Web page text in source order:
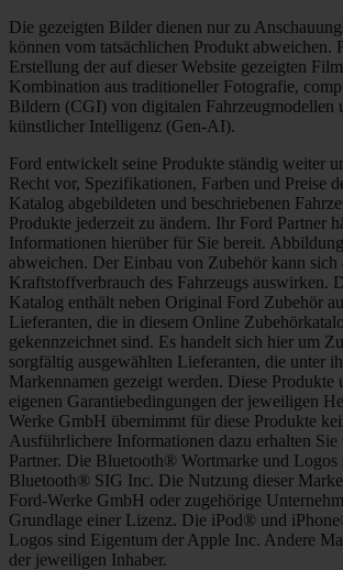
Die gezeigten Bilder dienen nur zu
können vom tatsächlichen Produkt abweichen.
Erstellung der auf dieser Website gezeigten
Kombination aus traditioneller Fotografie,
Bildern (CGI) von digitalen Fahrzeugmodellen
künstlicher Intelligenz (Gen-AI).
Ford entwickelt seine Produkte ständig weiter
Recht vor, Spezifikationen, Farben und Preise
Katalog abgebildeten und beschriebenen
Produkte jederzeit zu ändern. Ihr Ford Partner
Informationen hierüber für Sie bereit.
abweichen. Der Einbau von Zubehör kann sich
Kraftstoffverbrauch des Fahrzeugs auswirken.
Katalog enthält neben Original Ford Zubehör
Lieferanten, die in diesem Online
gekennzeichnet sind. Es handelt sich hier um
sorgfältig ausgewählten Lieferanten, die unter
Markennamen gezeigt werden. Diese Produkte
eigenen Garantiebedingungen der jeweiligen
Werke GmbH übernimmt für diese Produkte
Ausführlichere Informationen dazu erhalten
Partner. Die Bluetooth® Wortmarke und Logos
Bluetooth® SIG Inc. Die Nutzung dieser
Ford-Werke GmbH oder zugehörige
Grundlage einer Lizenz. Die iPod® und
Logos sind Eigentum der Apple Inc. Andere
der jeweiligen Inhaber.